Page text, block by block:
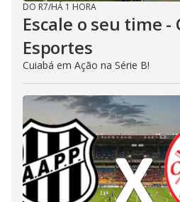
DO R7/HÁ 1 HORA
Escale o seu time -
Esportes
Cuiabá em Ação na Série B!